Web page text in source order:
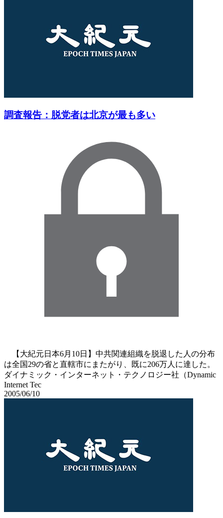
調査報告：脱党者は北京が最も多い
【大紀元日本6月10日】中共関連組織を脱退した人の分布
は全国29の省と直轄市にまたがり、既に206万人に達した。
ダイナミック・インターネット・テクノロジー社（Dynamic
Internet Tec
2005/06/10